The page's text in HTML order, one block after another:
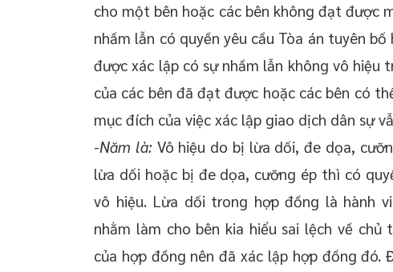
cho một bên hoặc các bên không đạt được
nhầm lẫn có quyền yêu cầu Tòa án tuyên
được xác lập có sự nhầm lẫn không vô
của các bên đã đạt được hoặc các bên có
mục đích của việc xác lập giao dịch dân sự
-Năm là: Vô hiệu do bị lừa dối, đe dọa,
lừa dối hoặc bị đe dọa, cưỡng ép thì có
vô hiệu. Lừa dối trong hợp đồng là hành
nhằm làm cho bên kia hiểu sai lệch về
của hợp đồng nên đã xác lập hợp đồng